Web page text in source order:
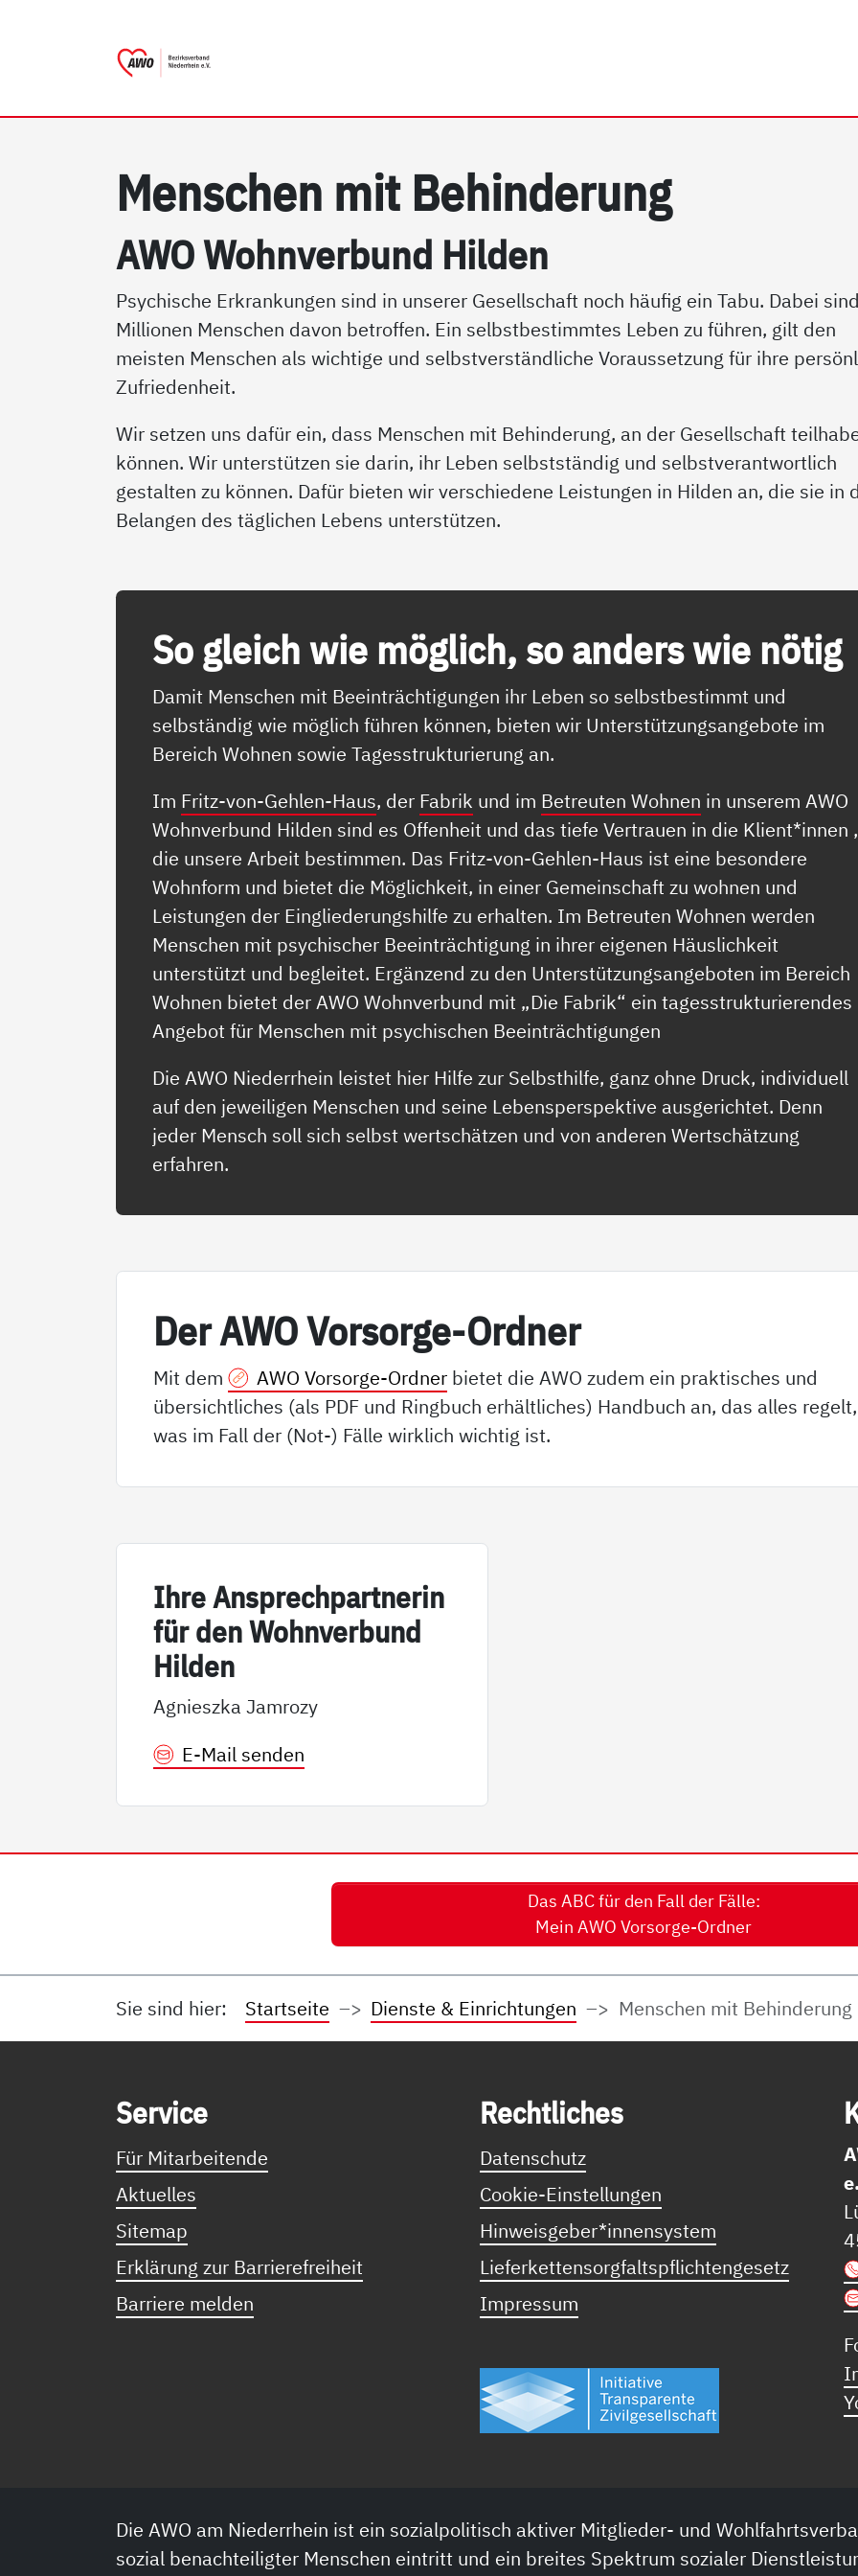
Men­schen mit Be­hin­de­rung
AWO Wohn­ver­bund Hil­den
Psychische Erkrankungen sind in unserer Gesellschaft noch häufig ein Tabu. Dabei sind
Millionen Menschen davon betroffen. Ein selbstbestimmtes Leben zu führen, gilt den
meisten Menschen als wichtige und selbstverständliche Voraussetzung für ihre
Zufriedenheit.
Wir setzen uns dafür ein, dass Menschen mit Behinderung, an der Gesellschaft
können. Wir unterstützen sie darin, ihr Leben selbstständig und selbstverantwortlich
gestalten zu können. Dafür bieten wir verschiedene Leistungen in Hilden an, die sie in
Belangen des täglichen Lebens unterstützen.
So gleich wie mög­lich, so an­ders wie nö­t­ig
Damit Menschen mit Beeinträchtigungen ihr Leben so selbstbestimmt und
selbständig wie möglich führen können, bieten wir Unterstützungsangebote im
Bereich Wohnen sowie Tagesstrukturierung an.
Im Fritz-von-Gehlen-Haus, der Fabrik und im Betreuten Wohnen in unserem AWO
Wohnverbund Hilden sind es Offenheit und das tiefe Vertrauen in die Klient*innen ,
die unsere Arbeit bestimmen. Das Fritz-von-Gehlen-Haus ist eine besondere
Wohnform und bietet die Möglichkeit, in einer Gemeinschaft zu wohnen und
Leistungen der Eingliederungshilfe zu erhalten. Im Betreuten Wohnen werden
Menschen mit psychischer Beeinträchtigung in ihrer eigenen Häuslichkeit
unterstützt und begleitet. Ergänzend zu den Unterstützungsangeboten im Bereich
Wohnen bietet der AWO Wohnverbund mit „Die Fabrik“ ein tagesstrukturierendes
Angebot für Menschen mit psychischen Beeinträchtigungen
Die AWO Niederrhein leistet hier Hilfe zur Selbsthilfe, ganz ohne Druck, individuell
auf den jeweiligen Menschen und seine Lebensperspektive ausgerichtet. Denn
jeder Mensch soll sich selbst wertschätzen und von anderen Wertschätzung
erfahren.
Der AWO Vor­sor­ge-Ord­ner
Mit dem AWO Vorsorge-Ordner bietet die AWO zudem ein praktisches und
übersichtliches (als PDF und Ringbuch erhältliches) Handbuch an, das alles regelt,
was im Fall der (Not-) Fälle wirklich wichtig ist.
Ih­re An­sp­rech­part­ne­rin
für den Wohn­ver­bund
Hil­den
Agnieszka Jamrozy
E-Mail senden
Das ABC für den Fall der Fälle:
Mein AWO Vorsorge-Ordner
Sie sind hier: Startseite Dienste & Einrichtungen Menschen mit Behinderung
Ser­vice
Für Mitarbeitende
Aktuelles
Sitemap
Erklärung zur Barrierefreiheit
Barriere melden
Recht­li­ches
Datenschutz
Cookie-Einstellungen
Hinweisgeber*innensystem
Lieferkettensorgfaltspflichtengesetz
Impressum
Die AWO am Niederrhein ist ein sozialpolitisch aktiver Mitglieder- und
sozial benachteiligter Menschen eintritt und ein breites Spektrum sozialer